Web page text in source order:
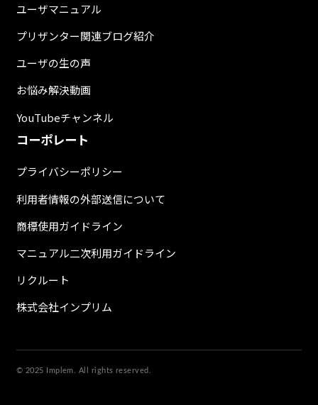
ユーザマニュアル
プリザンター関連ブログ紹介
ユーザの生の声
お悩み解決動画
YouTubeチャンネル
コーポレート
プライバシーポリシー
利用者情報の外部送信について
商標使用ガイドライン
マニュアル二次利用ガイドライン
リクルート
株式会社インプリム
© 2025 Implem. All rights reserved.